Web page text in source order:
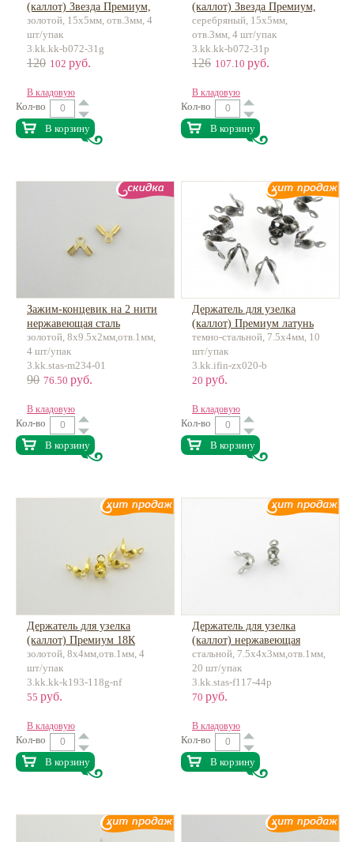
(каллот) Звезда Премиум,
латунь, 18к позолота
золотой, 15х5мм, отв.3мм, 4
шт/упак
3.kk.kk-b072-31g
120 102 руб.
В кладовую
Кол-во
В корзину
(каллот) Звезда Премиум,
латунь
серебряный, 15х5мм,
отв.3мм, 4 шт/упак
3.kk.kk-b072-31p
126 107.10 руб.
В кладовую
Кол-во
В корзину
Зажим-концевик на 2 нити
нержавеющая сталь
золотой, 8х9.5х2мм,отв.1мм,
4 шт/упак
3.kk.stas-m234-01
90 76.50 руб.
В кладовую
Кол-во
В корзину
Держатель для узелка
(каллот) Премиум латунь
темно-стальной, 7.5x4мм, 10
шт/упак
3.kk.ifin-zx020-b
20 руб.
В кладовую
Кол-во
В корзину
Держатель для узелка
(каллот) Премиум 18К
позолота, латунь
золотой, 8х4мм,отв.1мм, 4
шт/упак
3.kk.kk-k193-118g-nf
55 руб.
В кладовую
Кол-во
В корзину
Держатель для узелка
(каллот) нержавеющая
сталь
стальной, 7.5х4х3мм,отв.1мм,
20 шт/упак
3.kk.stas-f117-44p
70 руб.
В кладовую
Кол-во
В корзину